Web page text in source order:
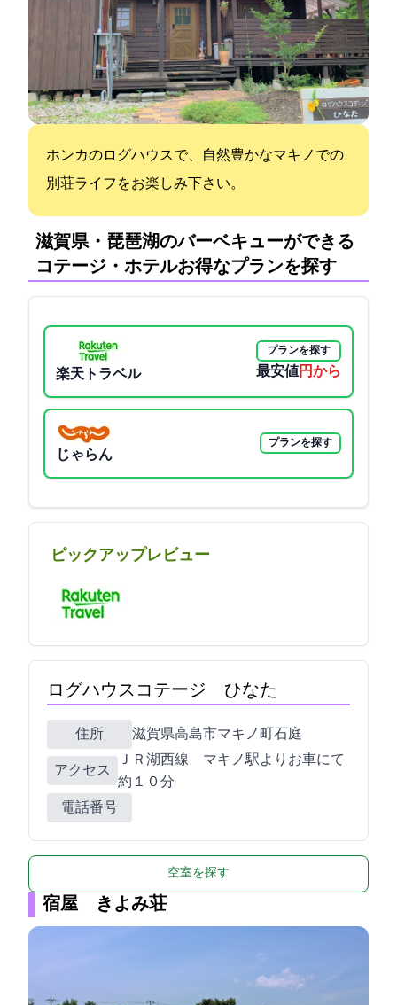
ホンカのログハウスで、自然豊かなマキノでの
別荘ライフをお楽しみ下さい。
滋賀県・琵琶湖のバーベキューができる
コテージ・ホテル:お得なプランを探す
楽天トラベル
プランを探す
最安値25000円から
じゃらん
プランを探す
ピックアップレビュー
ログハウスコテージ ひなた
住所 滋賀県高島市マキノ町石庭16-28
アクセス
ＪＲ湖西線 マキノ駅よりお車にて
約１０分
電話番号
空室を探す
宿屋 きよみ荘